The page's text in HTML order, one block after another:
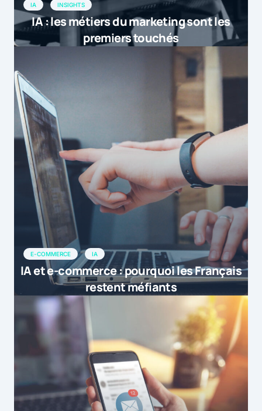
IA INSIGHTS
IA : les métiers du marketing sont les
premiers touchés
E-COMMERCE IA
IA et e-commerce : pourquoi les Français
restent méfiants